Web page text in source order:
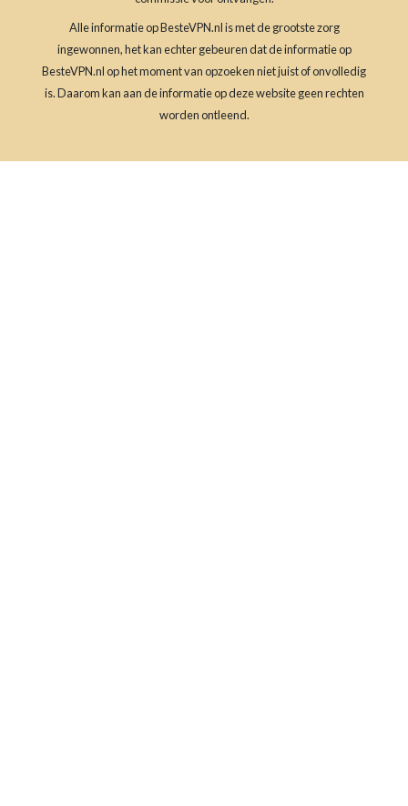
Alle informatie op BesteVPN.nl is met de grootste zorg
ingewonnen, het kan echter gebeuren dat de informatie op
BesteVPN.nl op het moment van opzoeken niet juist of onvolledig
is. Daarom kan aan de informatie op deze website geen rechten
worden ontleend.